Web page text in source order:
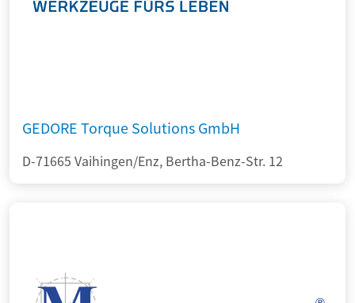
GEDORE Torque Solutions GmbH
D-71665 Vaihingen/Enz, Bertha-Benz-Str. 12